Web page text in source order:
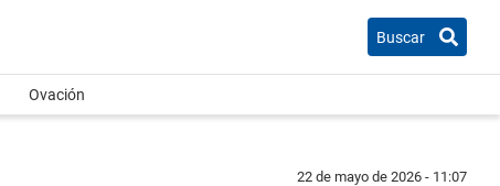
Buscar
Ovación
22 de mayo de 2026 - 11:07